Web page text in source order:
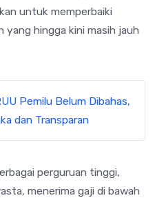
untuk memperbaiki
yang hingga kini masih jauh
Pemilu Belum Dibahas,
dan Transparan
perguruan tinggi,
menerima gaji di bawah